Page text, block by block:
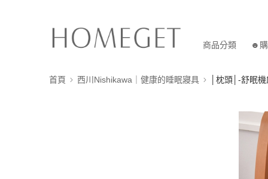
商品分類 ☻
首頁 西川Nishikawa｜健康的睡眠寢具 │枕頭│-舒眠